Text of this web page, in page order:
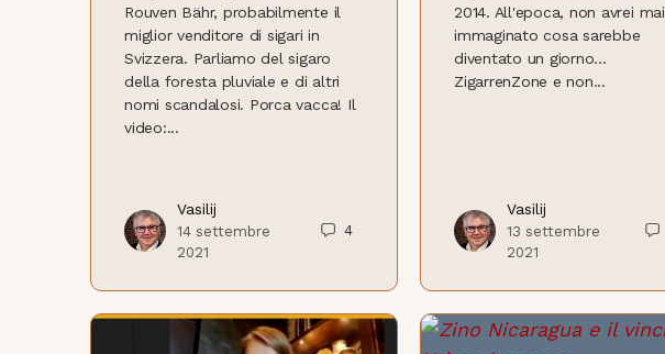
Rouven Bähr, probabilmente il
miglior venditore di sigari in
Svizzera. Parliamo del sigaro
della foresta pluviale e di altri
nomi scandalosi. Porca vacca! Il
video:...
Vasilij
14 settembre
2021
4
2014. All'epoca, non avrei mai
immaginato cosa sarebbe
diventato un giorno...
ZigarrenZone e non...
Vasilij
13 settembre
2021